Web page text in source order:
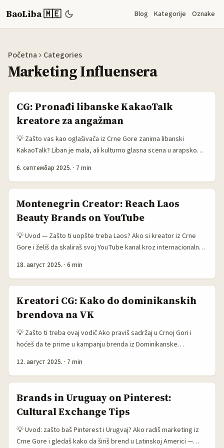
BaoLiba 🇲🇪 Blog Kategorije Oznake
Početna Categories
Marketing Influensera
CG: Pronađi libanske KakaoTalk
kreatore za angažman
💡 Zašto vas kao oglašivača iz Crne Gore zanima libanski
KakaoTalk? Liban je mala, ali kulturno glasna scena u arapskom
svetu — i kreatori iz Bejruta često su odlični za regionalne
kampanje zbog dvosmerne sposobnosti da pričaju lokalno i
KakaoTalk može zvučati neočekivano — ali ima prednosti:
direktnu komunikaciju, visoku stopu otvaranja poruka i
mogućnosti za privatne, viralne reakcije koje standardni feed
često ne može da kupi. ...
6. септембар 2025. · 7 min
Montenegrin Creator: Reach Laos
Beauty Brands on YouTube
💡 Uvod — Zašto ti uopšte treba Laos? Ako si kreator iz Crne
Gore i želiš da skaliraš svoj YouTube kanal kroz internacionalne
Malo tržište, radozniva publika i brendovi koji traže pristupačne
Glavni problem je kako doći do tih brendova: mnogi nemaju
jasan PR odjel, koriste lokalne distributere, ili su aktivniji na
Facebook-u/TikTok-u nego na globalnim kanalima. Dobar
outreach zahtijeva kombinaciju istraživanja, kulture
komunikacije i praktičnih taktika — ne masovno slanje DM-ova,
već ciljano građenje povjerenja. ...
18. август 2025. · 6 min
Kreatori CG: Kako do dominikanskih
brendova na VK
💡 Zašto ti treba ovaj vodič Ako praviš sadržaj u Crnoj Gori i
hoćeš da te prime u kampanju brenda iz Dominikanske
Potrebna ti je strategija: razumevanje kako dominikanski
brendova u Latinskoj Americi i Karibima sve više eksperimentiše
s podacima i shoppable iskustvima (pogledaj primjer Mondelez
koji je povezao CTV oglase s add-to-cart funkcionalnošću kako
bi mjerili rezultate), pa kada kontaktiraš brend iz Dominikane
12. август 2025. · 7 min
Brands in Uruguay on Pinterest:
Cultural Exchange Tips
💡 Uvod: zašto baš Pinterest i Urugvaj? Ako radiš marketing iz
Crne Gore i gledaš kako da širiš brend u Latinskoj Americi —